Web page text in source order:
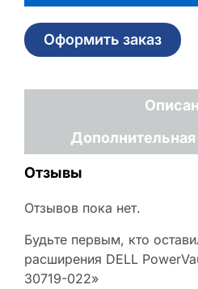
Оформить заказ
Отзывы
Отзывов пока нет.
Будьте первым, кто
расширения DELL
30719-022»